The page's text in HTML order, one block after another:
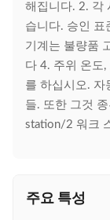
해집니다. 2. 각
습니다. 승인 표
기계는 불량품
다 4. 주위 온도
를 하십시오. 자
들. 또한 그것
station/2 워크
주요 특성